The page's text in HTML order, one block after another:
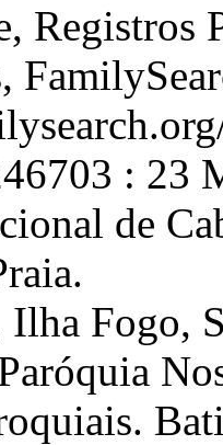
Registros
: 23
de
Ilha Fogo,